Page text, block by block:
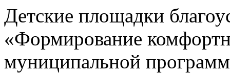
Детские площадки
«Формирование
муниципальной